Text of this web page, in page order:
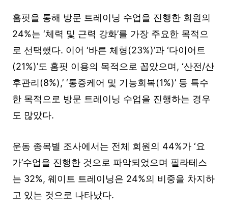
홈핏을 통해 방문 트레이닝 수업을 진행한 회원의
24%는 ‘체력 및 근력 강화’를 가장 주요한 목적으
로 선택했다. 이어 ‘바른 체형(23%)’과 ‘다이어트
(21%)’도 홈핏 이용의 목적으로 꼽았으며, ‘산전/산
후관리(8%),’ ‘통증케어 및 기능회복(1%)’ 등 특수
한 목적으로 방문 트레이닝 수업을 진행하는 경우
도 많았다.
운동 종목별 조사에서는 전체 회원의 44%가 ‘요
가’수업을 진행한 것으로 파악되었으며 필라테스
는 32%, 웨이트 트레이닝은 24%의 비중을 차지하
고 있는 것으로 나타났다.